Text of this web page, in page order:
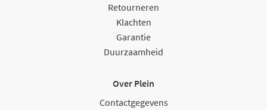
Retourneren
Klachten
Garantie
Duurzaamheid
Over Plein
Contactgegevens